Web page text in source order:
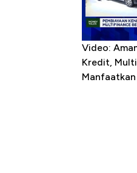
Video:
Kredit,